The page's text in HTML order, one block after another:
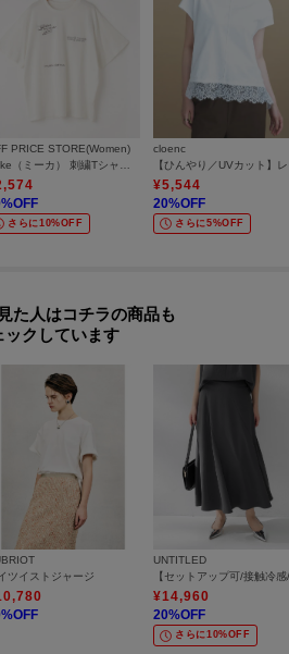
PRICE STORE(Women)
%OFF
さらに10%OFF
cloenc
¥5,544
20%OFF
さらに5%OFF
た人はコチラの商品も
ックしています
ツイストジャージ
%OFF
UNTITLED
¥14,960
20%OFF
さらに10%OFF